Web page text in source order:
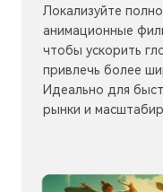
Локализуйте
анимационные
чтобы ускорить
привлечь более
Идеально для
рынки и